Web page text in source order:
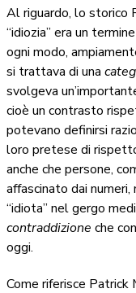
Al riguardo, lo storico
“idiozia” era un
ogni modo,
si trattava di una
svolgeva
cioè un contrasto
potevano definirsi
loro pretese di
anche che persone,
affascinato dai
“idiota” nel gergo
contraddizione che
oggi.
Come riferisce Patrick